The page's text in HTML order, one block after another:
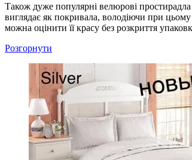
Також дуже популярні велюрові простирадла
виглядає як покривала, володіючи при
можна оцінити її красу без розкриття
Розгорнути